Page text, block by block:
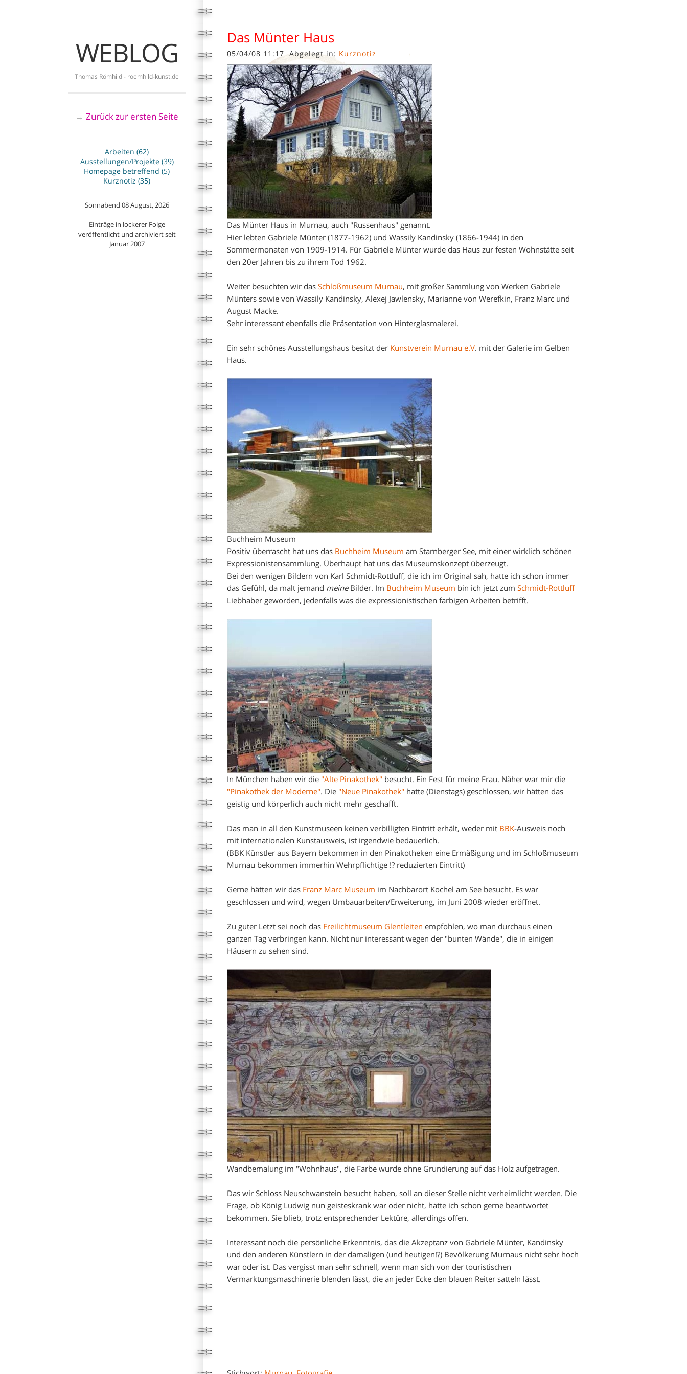
WEBLOG
Thomas Römhild - roemhild-kunst.de
→ Zurück zur ersten Seite
Arbeiten (62)
Ausstellungen/Projekte (39)
Homepage betreffend (5)
Kurznotiz (35)
Sonnabend 08 August, 2026
Einträge in lockerer Folge
veröffentlicht und archiviert seit
Januar 2007
Das Münter Haus
05/04/08 11:17 Abgelegt in: Kurznotiz
Das Münter Haus in Murnau, auch "Russenhaus" genannt.
Hier lebten Gabriele Münter (1877-1962) und Wassily Kandinsky (1866-1944) in den
Sommermonaten von 1909-1914. Für Gabriele Münter wurde das Haus zur festen Wohnstätte seit
den 20er Jahren bis zu ihrem Tod 1962.
Weiter besuchten wir das Schloßmuseum Murnau, mit großer Sammlung von Werken Gabriele
Münters sowie von Wassily Kandinsky, Alexej Jawlensky, Marianne von Werefkin, Franz Marc und
August Macke.
Sehr interessant ebenfalls die Präsentation von Hinterglasmalerei.
Ein sehr schönes Ausstellungshaus besitzt der Kunstverein Murnau e.V. mit der Galerie im Gelben
Haus.
Buchheim Museum
Positiv überrascht hat uns das Buchheim Museum am Starnberger See, mit einer wirklich schönen
Expressionistensammlung. Überhaupt hat uns das Museumskonzept überzeugt.
Bei den wenigen Bildern von Karl Schmidt-Rottluff, die ich im Original sah, hatte ich schon immer
das Gefühl, da malt jemand meineBilder. Im Buchheim Museum bin ich jetzt zum Schmidt-Rottluff
Liebhaber geworden, jedenfalls was die expressionistischen farbigen Arbeiten betrifft.
In München haben wir die "Alte Pinakothek" besucht. Ein Fest für meine Frau. Näher war mir die
"Pinakothek der Moderne". Die "Neue Pinakothek" hatte (Dienstags) geschlossen, wir hätten das
geistig und körperlich auch nicht mehr geschafft.
Das man in all den Kunstmuseen keinen verbilligten Eintritt erhält, weder mit BBK-Ausweis noch
mit internationalen Kunstausweis, ist irgendwie bedauerlich.
(BBK Künstler aus Bayern bekommen in den Pinakotheken eine Ermäßigung und im Schloßmuseum
Murnau bekommen immerhin Wehrpflichtige !? reduzierten Eintritt)
Gerne hätten wir das Franz Marc Museum im Nachbarort Kochel am See besucht. Es war
geschlossen und wird, wegen Umbauarbeiten/Erweiterung, im Juni 2008 wieder eröffnet.
Zu guter Letzt sei noch das Freilichtmuseum Glentleiten empfohlen, wo man durchaus einen
ganzen Tag verbringen kann. Nicht nur interessant wegen der "bunten Wände", die in einigen
Häusern zu sehen sind.
Wandbemalung im "Wohnhaus", die Farbe wurde ohne Grundierung auf das Holz aufgetragen.
Das wir Schloss Neuschwanstein besucht haben, soll an dieser Stelle nicht verheimlicht werden. Die
Frage, ob König Ludwig nun geisteskrank war oder nicht, hätte ich schon gerne beantwortet
bekommen. Sie blieb, trotz entsprechender Lektüre, allerdings offen.
Interessant noch die persönliche Erkenntnis, das die Akzeptanz von Gabriele Münter, Kandinsky
und den anderen Künstlern in der damaligen (und heutigen!?) Bevölkerung Murnaus nicht sehr hoch
war oder ist. Das vergisst man sehr schnell, wenn man sich von der touristischen
Vermarktungsmaschinerie blenden lässt, die an jeder Ecke den blauen Reiter satteln lässt.